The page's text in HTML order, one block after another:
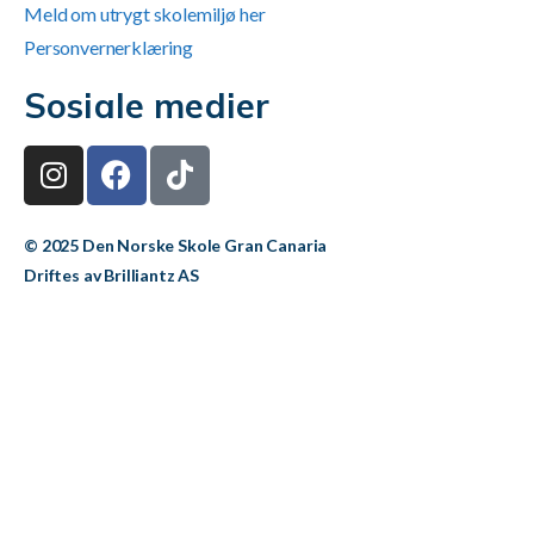
Meld om utrygt skolemiljø her
Personvernerklæring
Sosiale medier
© 2025 Den Norske Skole Gran Canaria
Driftes av Brilliantz AS